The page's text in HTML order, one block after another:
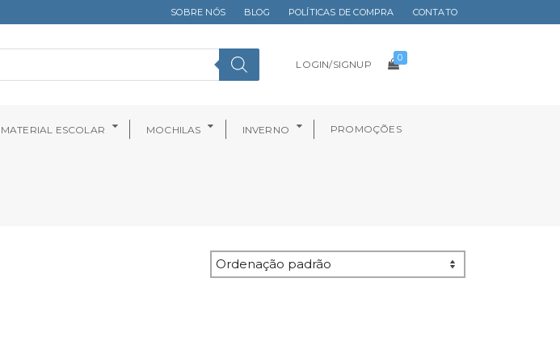
SOBRE NÓS BLOG POLÍTICAS DE COMPRA CONTATO
LOGIN/SIGNUP
0
MATERIAL ESCOLAR MOCHILAS INVERNO PROMOÇÕES